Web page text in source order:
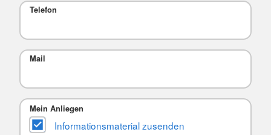
Telefon
Mail
Mein Anliegen
Informationsmaterial zusenden